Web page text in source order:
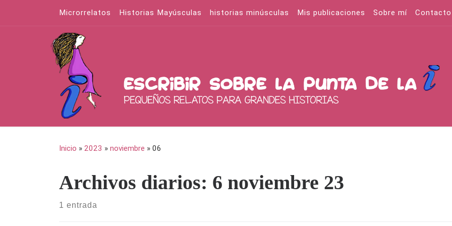
Saltar al contenido
Microrrelatos Historias Mayúsculas historias minúsculas Mis publicaciones Sobre mí Contacto
Inicio » 2023 » noviembre » 06
Archivos diarios: 6 noviembre 23
1 entrada